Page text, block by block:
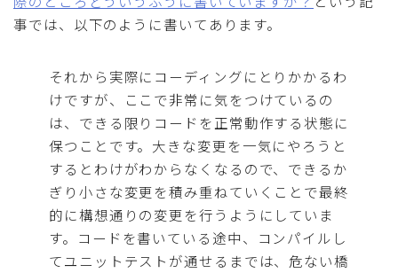
事では、以下のように書いてあります。
それから実際にコーディングにとりかかるわ
けですが、ここで非常に気をつけているの
は、できる限りコードを正常動作する状態に
保つことです。大きな変更を一気にやろうと
するとわけがわからなくなるので、できるか
ぎり小さな変更を積み重ねていくことで最終
的に構想通りの変更を行うようにしていま
す。コードを書いている途中、コンパイルし
てユニットテストが通せるまでは、危ない橋